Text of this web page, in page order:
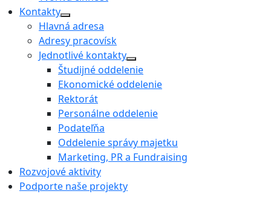
Kontakty
Hlavná adresa
Adresy pracovísk
Jednotlivé kontakty
Študijné oddelenie
Ekonomické oddelenie
Rektorát
Personálne oddelenie
Podateľňa
Oddelenie správy majetku
Marketing, PR a Fundraising
Rozvojové aktivity
Podporte naše projekty